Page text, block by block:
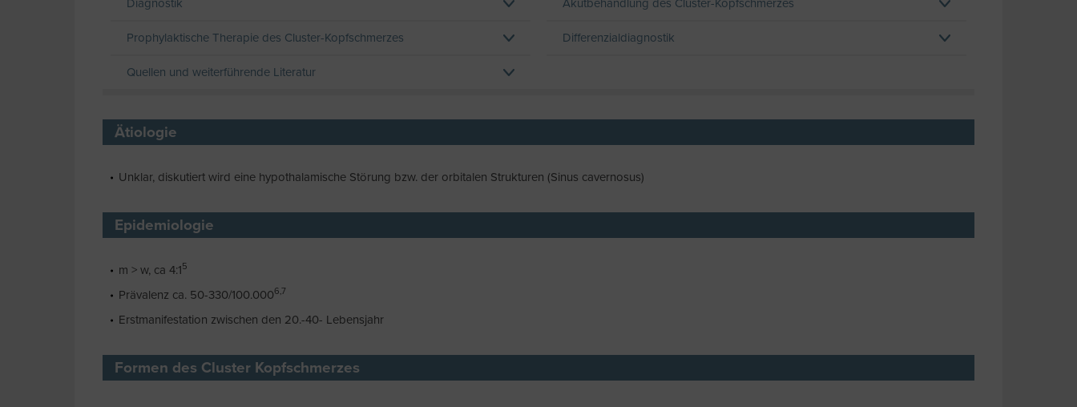
Diagnostik Akutbehandlung des Cluster-Kopfschmerzes
Prophylaktische Therapie des Cluster-Kopfschmerzes Differenzialdiagnostik
Quellen und weiterführende Literatur
Ätiologie
Unklar, diskutiert wird eine hypothalamische Störung bzw. der orbitalen Strukturen (Sinus cavernosus)
Epidemiologie
m > w, ca 4:15
Prävalenz ca. 50-330/100.0006,7
Erstmanifestation zwischen den 20.-40- Lebensjahr
Formen des Cluster Kopfschmerzes